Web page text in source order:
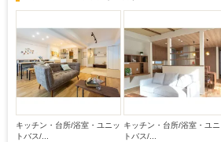
キッチン・台所/浴室・ユニッ
トバス/...
キッチン・台所/浴室・ユニ
トバス/...